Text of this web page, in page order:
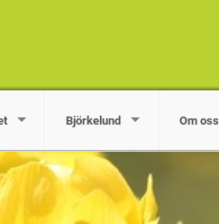
Björkelund Om oss